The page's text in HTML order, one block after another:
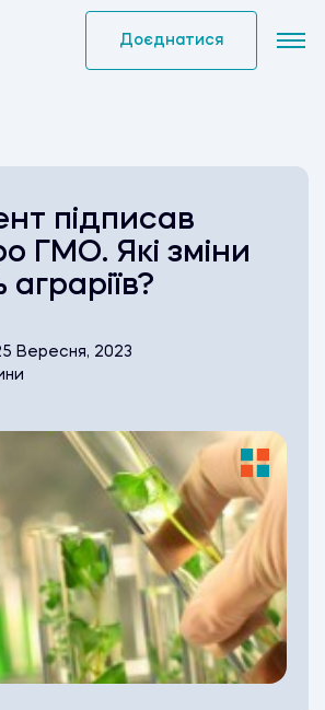
Доєднатися
підписав
ГМО. Які зміни
аграріїв?
Вересня, 2023